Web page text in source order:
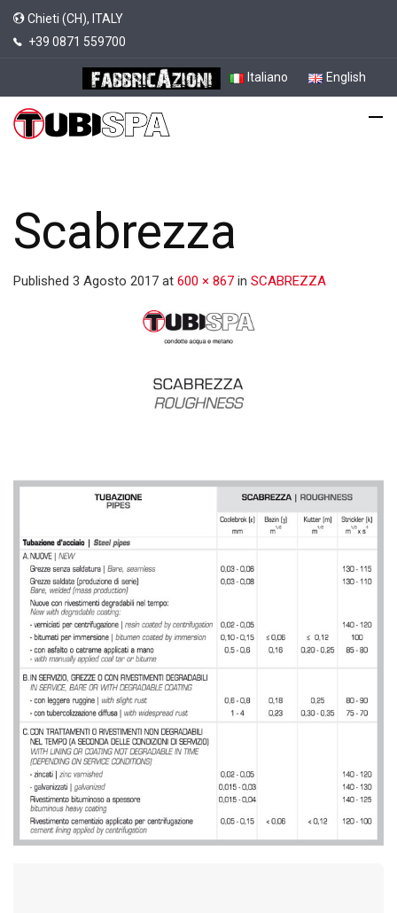
Chieti (CH), ITALY
+39 0871 559700
Italiano English
Scabrezza
Published 3 Agosto 2017 at 600 × 867 in SCABREZZA